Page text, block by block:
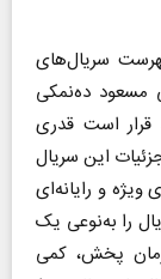
سریال‌های
مسعود ده‌نمکی
قرار است قدری
این سریال
و رایانه‌ای
را به‌نوعی یک
پخش، کمی